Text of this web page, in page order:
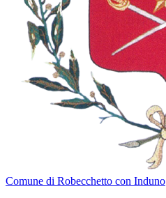
Comune di Robecchetto con Induno